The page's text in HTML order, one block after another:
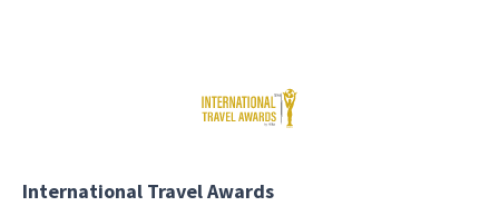
International Travel Awards